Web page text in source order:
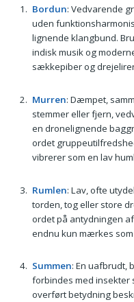
Bordun: Vedvarende
uden
lignende klangbund.
indisk musik og
sækkepiber og
Murren: Dæmpet,
stemmer eller fjern,
en dronelignende
ordet
vibrerer som en lav
Rumlen: Lav, ofte
torden, tog eller store
ordet på antydningen
endnu kun mærkes
Summen: En uafbrudt,
forbindes med insekter
overført betydning